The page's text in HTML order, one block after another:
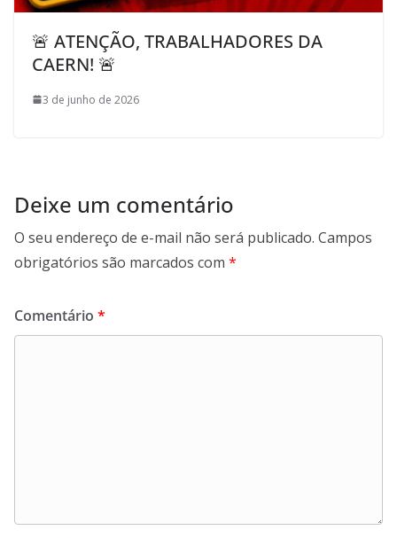
🚨 ATENÇÃO, TRABALHADORES DA
CAERN! 🚨
3 de junho de 2026
Deixe um comentário
O seu endereço de e-mail não será publicado. Campos
obrigatórios são marcados com *
Comentário *